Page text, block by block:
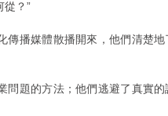
從？”
傳播媒體散播開來，他們清楚
問題的方法；他們逃避了真實